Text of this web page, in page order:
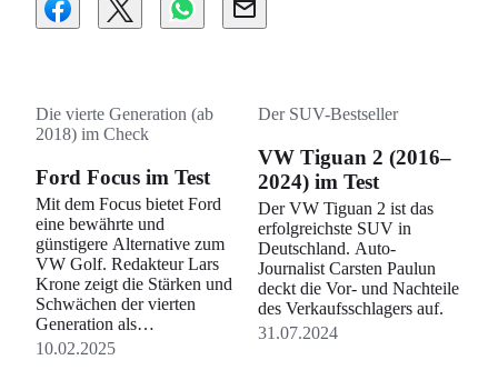
Die vierte Generation (ab
2018) im Check
Ford Focus im Test
Mit dem Focus bietet Ford
eine bewährte und
günstigere Alternative zum
VW Golf. Redakteur Lars
Krone zeigt die Stärken und
Schwächen der vierten
Generation als
Gebrauchtwagen.
10.02.2025
Der SUV-Bestseller
VW Tiguan 2 (2016–
2024) im Test
Der VW Tiguan 2 ist das
erfolgreichste SUV in
Deutschland. Auto-
Journalist Carsten Paulun
deckt die Vor- und Nachteile
des Verkaufsschlagers auf.
31.07.2024